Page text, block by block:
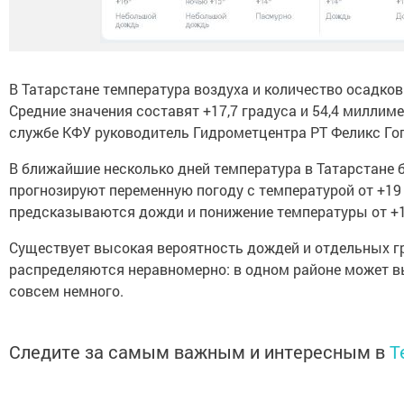
В Татарстане температура воздуха и количество
Средние значения составят +17,7 градуса и 54,4
службе КФУ руководитель Гидрометцентра РТ Феликс
В ближайшие несколько дней температура в
прогнозируют переменную погоду с температурой от
предсказываются дожди и понижение температуры от
Существует высокая вероятность дождей и отдельных
распределяются неравномерно: в одном районе может
совсем немного.
Следите за самым важным и интересным в